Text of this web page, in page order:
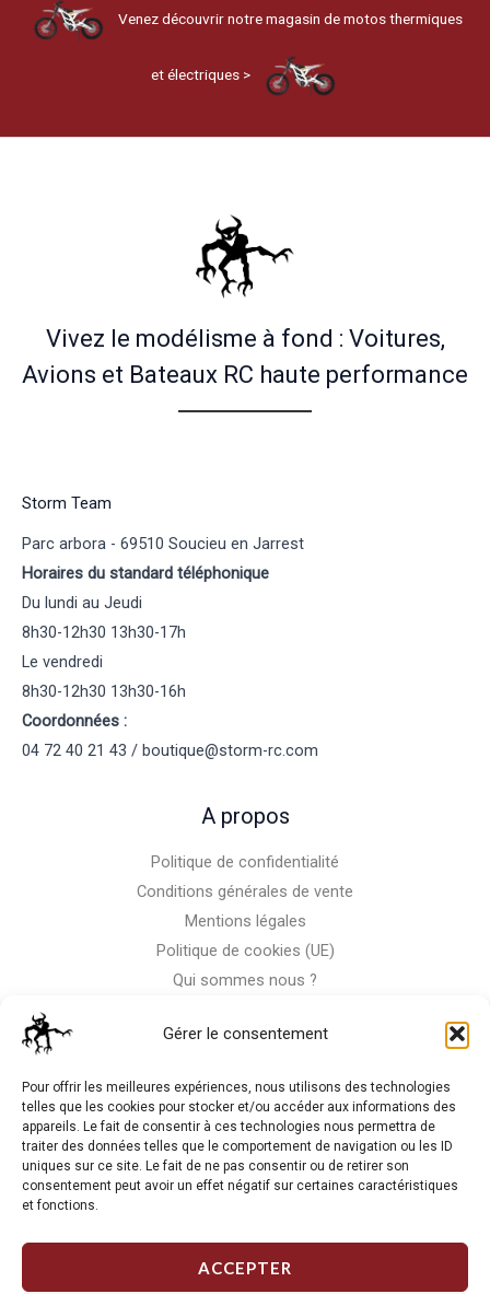
Gérer le consentement
Pour offrir les meilleures expériences, nous utilisons des technologies
telles que les cookies pour stocker et/ou accéder aux informations des
appareils. Le fait de consentir à ces technologies nous permettra de
traiter des données telles que le comportement de navigation ou les ID
uniques sur ce site. Le fait de ne pas consentir ou de retirer son
consentement peut avoir un effet négatif sur certaines caractéristiques
et fonctions.
ACCEPTER
Venez découvrir notre magasin de motos thermiques
et électriques >
Vivez le modélisme à fond : Voitures,
Avions et Bateaux RC haute performance
Storm Team
Parc arbora - 69510 Soucieu en Jarrest
Horaires du standard téléphonique
Du lundi au Jeudi
8h30-12h30 13h30-17h
Le vendredi
8h30-12h30 13h30-16h
Coordonnées :
04 72 40 21 43 / boutique@storm-rc.com
A propos
Politique de confidentialité
Conditions générales de vente
Mentions légales
Politique de cookies (UE)
Qui sommes nous ?
La RC n'est pas notre seule passion, venez visiter notre shop
de motos